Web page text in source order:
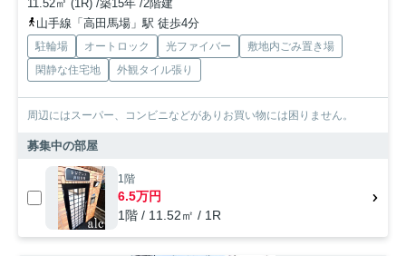
11.52㎡ (1R) /築15年 /2階建
山手線「高田馬場」駅 徒歩4分
駐輪場 オートロック 光ファイバー
敷地内ごみ置き場
閑静な住宅地
外観タイル張り
周辺にはスーパー、コンビニなどがありお買い物には困りません。
募集中の部屋
1階
6.5万円
1階 / 11.52㎡ / 1R